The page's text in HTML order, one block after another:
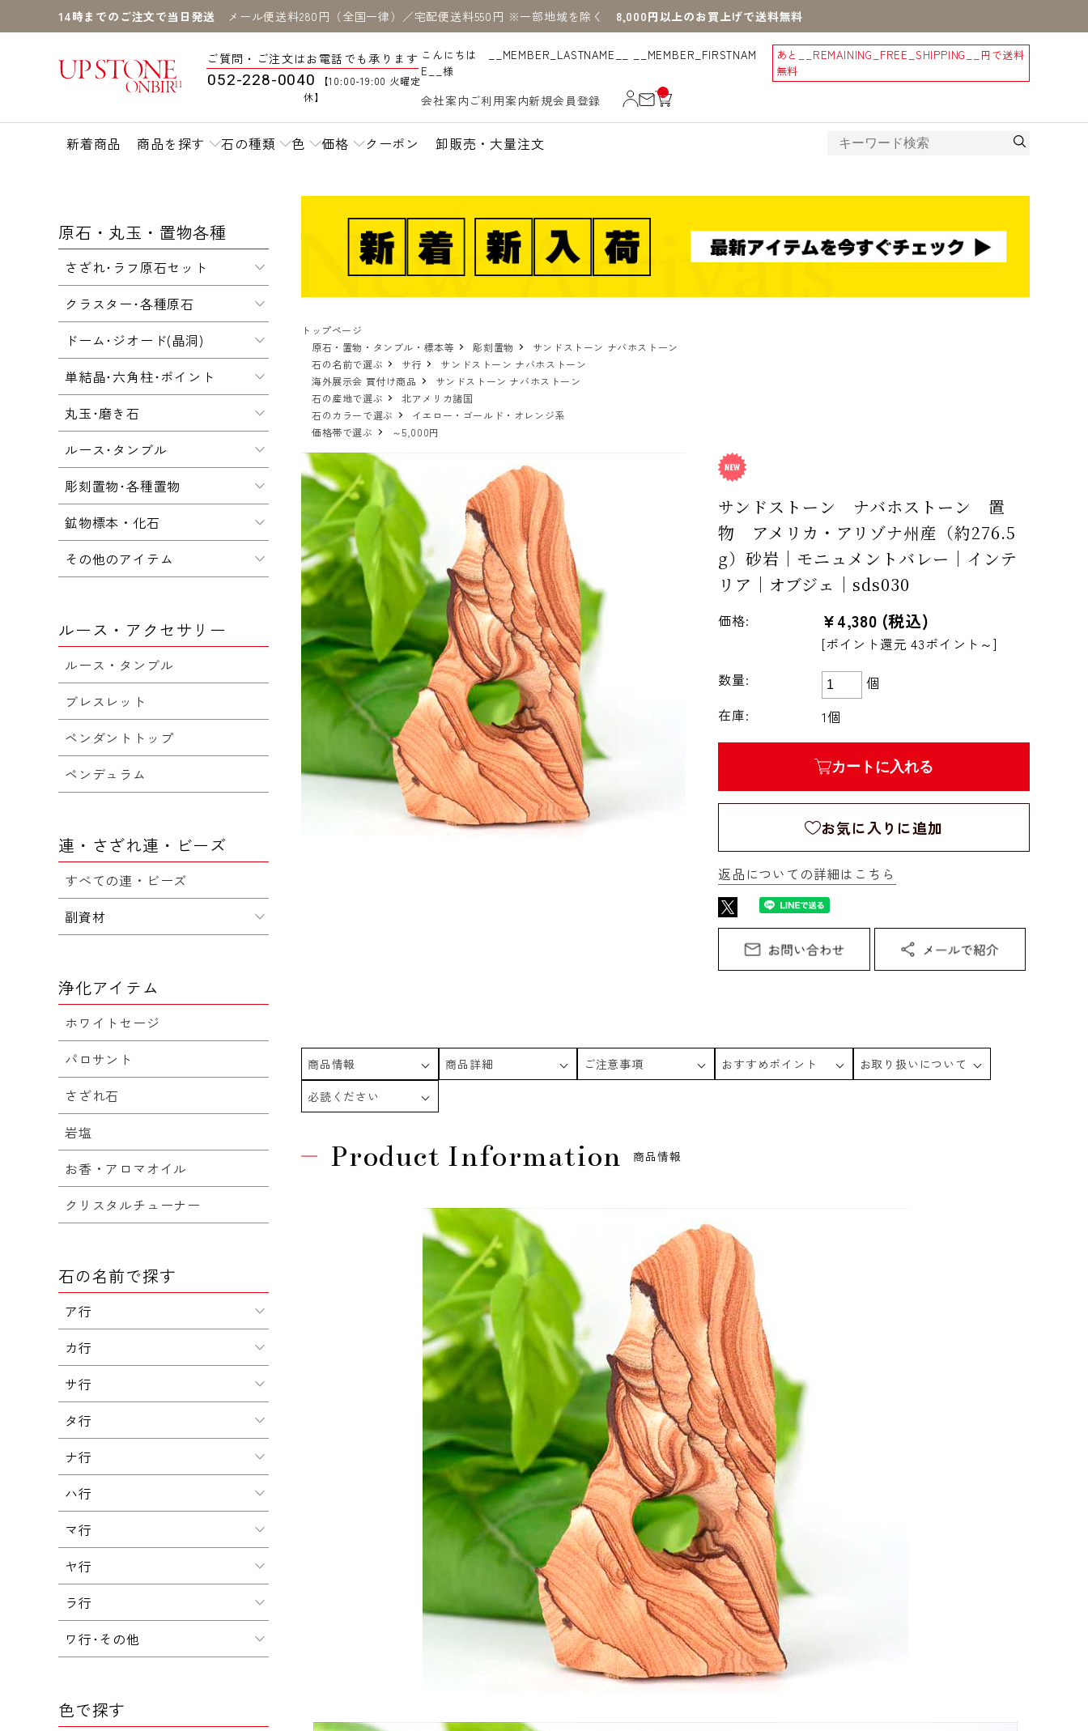
14時までのご注文で当日発送 メール便送料280円（全国一律）／宅配便送料550円 ※一部地域を除く 8,000円以上のお買上げで送料無料
ご質問・ご注文はお電話でも承ります
052-228-0040
【10:00-19:00 火曜定
休】
こんにちは __MEMBER_LASTNAME__ __MEMBER_FIRSTNAM
E__様
あと __REMAINING_FREE_SHIPPING__
円で送料
無料
会社案内 ご利用案内新規会員登録
__
IT
_C
新着商品 商品を探す 石の種類 色 価格 クーポン 卸販売・大量注文
トップページ
原石・置物・タンブル・標本等
彫刻置物
サンドストーン ナバホストーン
石の名前で選ぶ
サ行
サンドストーン ナバホストーン
海外展示会 買付け商品
サンドストーン ナバホストーン
石の産地で選ぶ
北アメリカ諸国
石のカラーで選ぶ
イエロー・ゴールド・オレンジ系
価格帯で選ぶ
～5,000円
サンドストーン ナバホストーン 置
物 アメリカ・アリゾナ州産（約276.5
g）砂岩｜モニュメントバレー｜インテ
リア｜オブジェ｜sds030
価格: ¥4,380 (税込)
[ポイント還元 43ポイント～]
数量:
個
在庫:
1個
カートに入れる
お気に入りに追加
返品についての詳細はこちら
商品情報 商品詳細 ご注意事項 おすすめポイント
お取り扱いについて
必読ください
Product Information 商品情報
原石・丸玉・置物各種
さざれ･ラフ原石セット
クラスター･各種原石
ドーム･ジオード(晶洞)
単結晶･六角柱･ポイント
丸玉･磨き石
ルース･タンブル
彫刻置物･各種置物
鉱物標本・化石
その他のアイテム
ルース・アクセサリー
ルース・タンブル
ブレスレット
ペンダントトップ
ペンデュラム
連・さざれ連・ビーズ
すべての連・ビーズ
副資材
浄化アイテム
ホワイトセージ
パロサント
さざれ石
岩塩
お香・アロマオイル
クリスタルチューナー
石の名前で探す
ア行
カ行
サ行
タ行
ナ行
ハ行
マ行
ヤ行
ラ行
ワ行･その他
色で探す